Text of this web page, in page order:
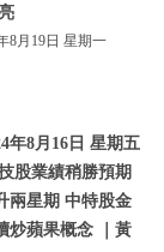
8月19日 星期一
年8月16日 星期五
股業績稍勝預期
兩星期 中特股金
炒蘋果概念 ｜黃